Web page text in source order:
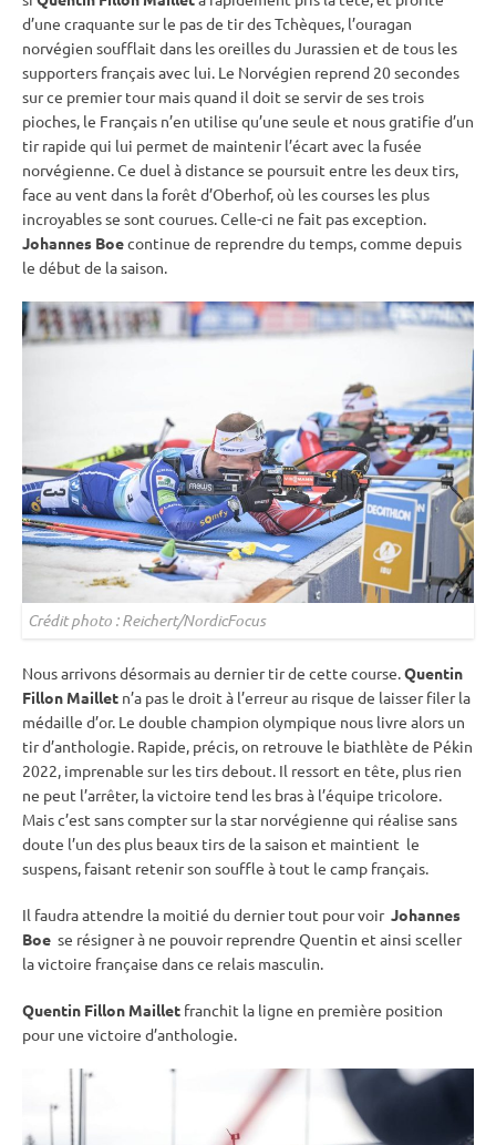
d’une craquante sur le pas de tirdes Tchèques, l’ouragan
norvégien soufflait dans les oreilles du Jurassien et de tous les
supporters français avec lui. Le Norvégien reprend 20 secondes
sur ce premier tour mais quand il doit se servir de ses trois
pioches, le Français n’en utilise qu’une seule et nous gratifie d’un
tir rapide qui lui permet de maintenir l’écart avec la fusée
norvégienne. Ce duel à distance se poursuit entre les deux tirs,
face au vent dans la forêt d’Oberhof, où les courses les plus
incroyables se sont courues. Celle-ci ne fait pas exception.
Johannes Boecontinue de reprendre du temps, comme depuis
le début de la saison.
Crédit photo : Reichert/NordicFocus
Nous arrivons désormais au dernier tir de cette course.Quentin
Fillon Maillet n’a pas le droit à l’erreur au risque de laisser filer la
médaille d’or. Le double champion olympique nous livre alors un
tir d’anthologie. Rapide, précis, on retrouve le biathlète de Pékin
2022, imprenable sur les tirsdebout. Il ressort en tête, plus rien
ne peut l’arrêter, la victoire tend les bras à l’équipe tricolore.
Mais c’est sans compter sur la star norvégienne qui réalise sans
doute l’un des plus beaux tirs de la saison et maintient le
suspens, faisant retenir son souffle à tout le camp français.
Il faudra attendre la moitié du dernier tout pour voir Johannes
Boe se résigner à ne pouvoir reprendre Quentin et ainsi sceller
la victoire française dans ce relais masculin.
Quentin Fillon Maillet franchit la ligne en première position
pour une victoire d’anthologie.